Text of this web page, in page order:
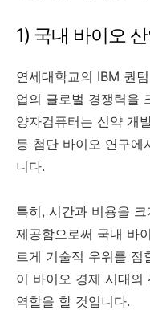
1) 국내 바이오
연세대학교의 IBM 퀀
업의 글로벌 경쟁력을
양자컴퓨터는 신약 개
등 첨단 바이오 연구에
니다.
특히, 시간과 비용을
제공함으로써 국내 바
르게 기술적 우위를
이 바이오 경제 시대의
역할을 할 것입니다.